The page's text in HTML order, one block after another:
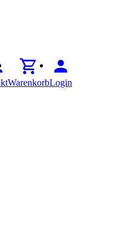
WarenkorbLogin